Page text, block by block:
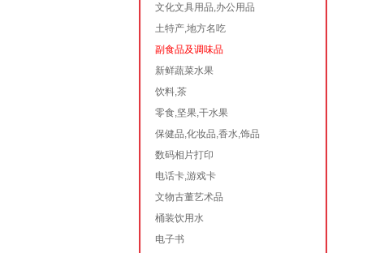
文化文具用品,办公用品
土特产,地方名吃
副食品及调味品
新鲜蔬菜水果
饮料,茶
零食,坚果,干水果
保健品,化妆品,香水,饰品
数码相片打印
电话卡,游戏卡
文物古董艺术品
桶装饮用水
电子书